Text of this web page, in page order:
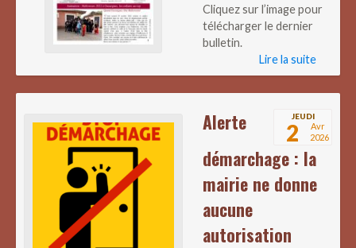
Cliquez sur l’image pour
télécharger le dernier
bulletin.
Lire la suite
JEUDI
2
Avr
2026
Alerte
démarchage : la
mairie ne donne
aucune
autorisation